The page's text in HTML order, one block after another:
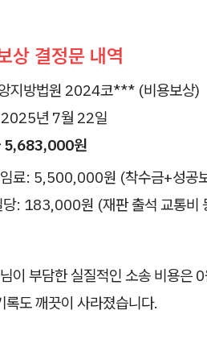
상 결정문 내역
지방법원 2024코*** (비용보상)
년 7월 22일
5,683,000원
료: 5,500,000원 (착수금+성공
당: 183,000원 (재판 출석 교통비
이 부담한 실질적인 소송 비용은
록도 깨끗이 사라졌습니다.